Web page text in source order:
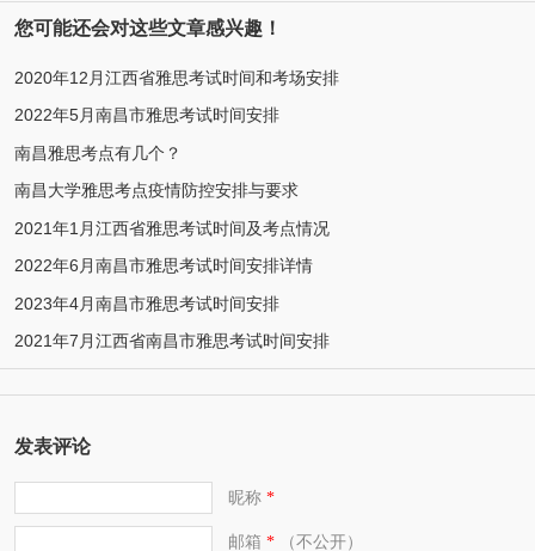
您可能还会对这些文章感兴趣！
2020年12月江西省雅思考试时间和考场安排
2022年5月南昌市雅思考试时间安排
南昌雅思考点有几个？
南昌大学雅思考点疫情防控安排与要求
2021年1月江西省雅思考试时间及考点情况
2022年6月南昌市雅思考试时间安排详情
2023年4月南昌市雅思考试时间安排
2021年7月江西省南昌市雅思考试时间安排
发表评论
昵称*
邮箱 *（不公开）